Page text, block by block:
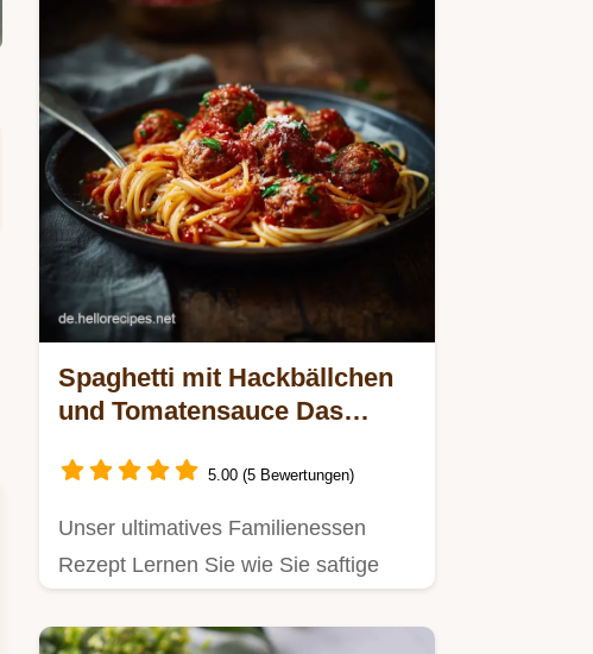
Spaghetti mit Hackbällchen
und Tomatensauce Das
Polpette
5.00 (5 Bewertungen)
Unser ultimatives Familienessen
Rezept Lernen Sie wie Sie saftige